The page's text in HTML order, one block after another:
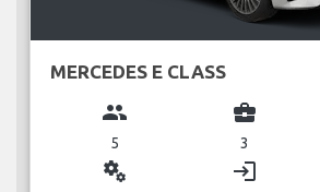
MERCEDES E CLASS
group
5
business_center
3
miscellaneous_services login